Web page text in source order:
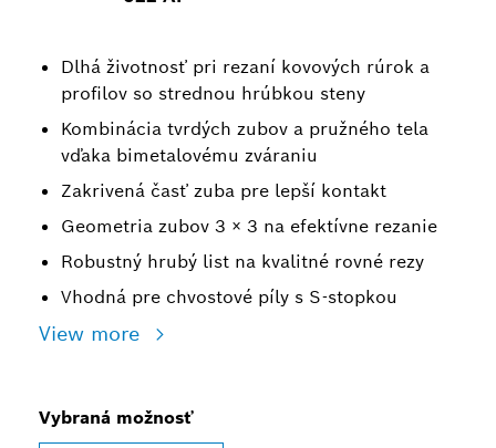
Dlhá životnosť pri rezaní kovových rúrok a
profilov so strednou hrúbkou steny
Kombinácia tvrdých zubov a pružného tela
vďaka bimetalovému zváraniu
Zakrivená časť zuba pre lepší kontakt
Geometria zubov 3 × 3 na efektívne rezanie
Robustný hrubý list na kvalitné rovné rezy
Vhodná pre chvostové píly s S-stopkou
View more
Vybraná možnosť